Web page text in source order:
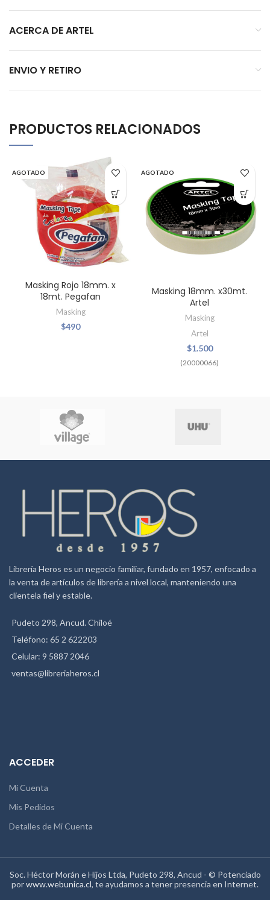
ACERCA DE ARTEL
ENVIO Y RETIRO
PRODUCTOS RELACIONADOS
AGOTADO
Masking Rojo 18mm. x
18mt. Pegafan
Masking
$490
AGOTADO
Masking 18mm. x30mt.
Artel
Masking
Artel
$1.500
(20000066)
Librería Heros es un negocio familiar, fundado en 1957, enfocado a
la venta de artículos de librería a nivel local, manteniendo una
clientela fiel y estable.
Pudeto 298, Ancud. Chiloé
Teléfono: 65 2 622203
Celular: 9 5887 2046
ventas@libreriaheros.cl
ACCEDER
Mi Cuenta
Mis Pedidos
Detalles de Mi Cuenta
Soc. Héctor Morán e Hijos Ltda, Pudeto 298, Ancud - © Potenciado
porwww.webunica.cl, te ayudamos a tener presencia en Internet.